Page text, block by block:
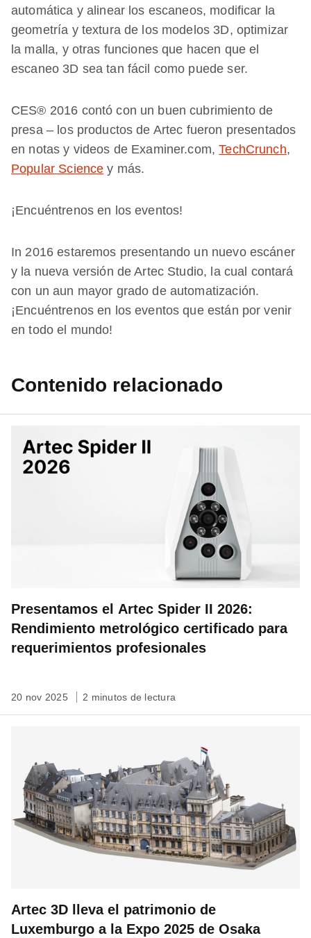
automática y alinear los escaneos, modificar la
geometría y textura de los modelos 3D, optimizar
la malla, y otras funciones que hacen que el
escaneo 3D sea tan fácil como puede ser.
CES® 2016 contó con un buen cubrimiento de
presa – los productos de Artec fueron presentados
en notas y videos de Examiner.com,TechCrunch,
Popular Science y más.
¡Encuéntrenos en los eventos!
In 2016 estaremos presentando un nuevo escáner
y la nueva versión de Artec Studio, la cual contará
con un aun mayor grado de automatización.
¡Encuéntrenos en los eventos que están por venir
en todo el mundo!
Contenido relacionado
Presentamos el Artec Spider II 2026:
Rendimiento metrológico certificado para
requerimientos profesionales
20 nov 2025 2 minutos de lectura
Artec 3D lleva el patrimonio de
Luxemburgo a la Expo 2025 de Osaka